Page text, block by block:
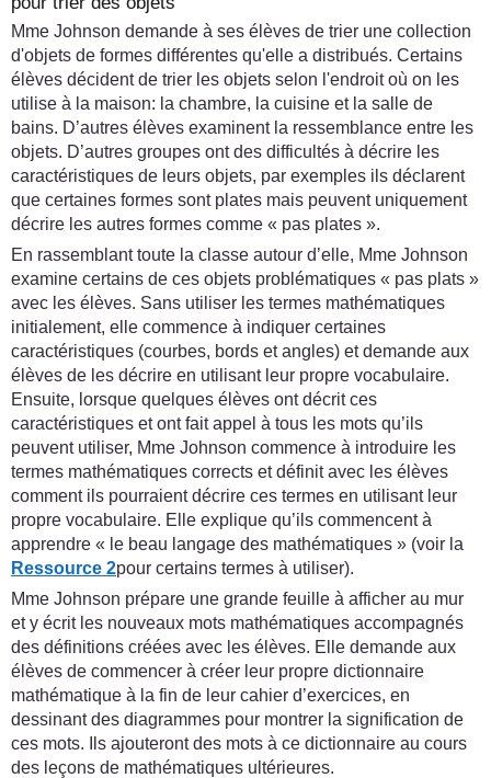
Mme Johnson demande à ses élèves de trier une collection
d'objets de formes différentes qu'elle a distribués. Certains
élèves décident de trier les objets selon l'endroit où on les
utilise à la maison: la chambre, la cuisine et la salle de
bains. D’autres élèves examinent la ressemblance entre les
objets. D’autres groupes ont des difficultés à décrire les
caractéristiques de leurs objets, par exemples ils déclarent
que certaines formes sont plates mais peuvent uniquement
décrire les autres formes comme « pas plates ».
En rassemblant toute la classe autour d’elle, Mme Johnson
examine certains de ces objets problématiques « pas plats »
avec les élèves. Sans utiliser les termes mathématiques
initialement, elle commence à indiquer certaines
caractéristiques (courbes, bords et angles) et demande aux
élèves de les décrire en utilisant leur propre vocabulaire.
Ensuite, lorsque quelques élèves ont décrit ces
caractéristiques et ont fait appel à tous les mots qu’ils
peuvent utiliser, Mme Johnson commence à introduire les
termes mathématiques corrects et définit avec les élèves
comment ils pourraient décrire ces termes en utilisant leur
propre vocabulaire. Elle explique qu’ils commencent à
apprendre « le beau langage des mathématiques » (voir la
Ressource 2pour certains termes à utiliser).
Mme Johnson prépare une grande feuille à afficher au mur
et y écrit les nouveaux mots mathématiques accompagnés
des définitions créées avec les élèves. Elle demande aux
élèves de commencer à créer leur propre dictionnaire
mathématique à la fin de leur cahier d’exercices, en
dessinant des diagrammes pour montrer la signification de
ces mots. Ils ajouteront des mots à ce dictionnaire au cours
des leçons de mathématiques ultérieures.